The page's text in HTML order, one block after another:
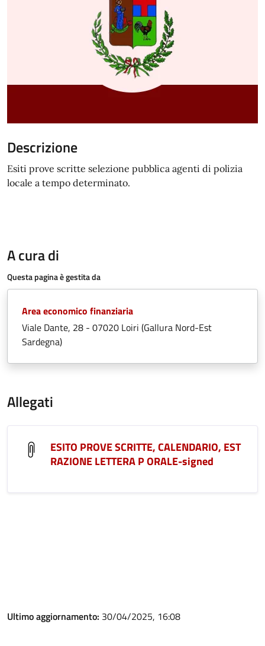
Descrizione
Esiti prove scritte selezione pubblica agenti di polizia
locale a tempo determinato.
A cura di
Questa pagina è gestita da
Area economico finanziaria
Viale Dante, 28 - 07020 Loiri (Gallura Nord-Est
Sardegna)
Allegati
ESITO PROVE SCRITTE, CALENDARIO, EST
RAZIONE LETTERA P ORALE-signed
Ultimo aggiornamento: 30/04/2025, 16:08